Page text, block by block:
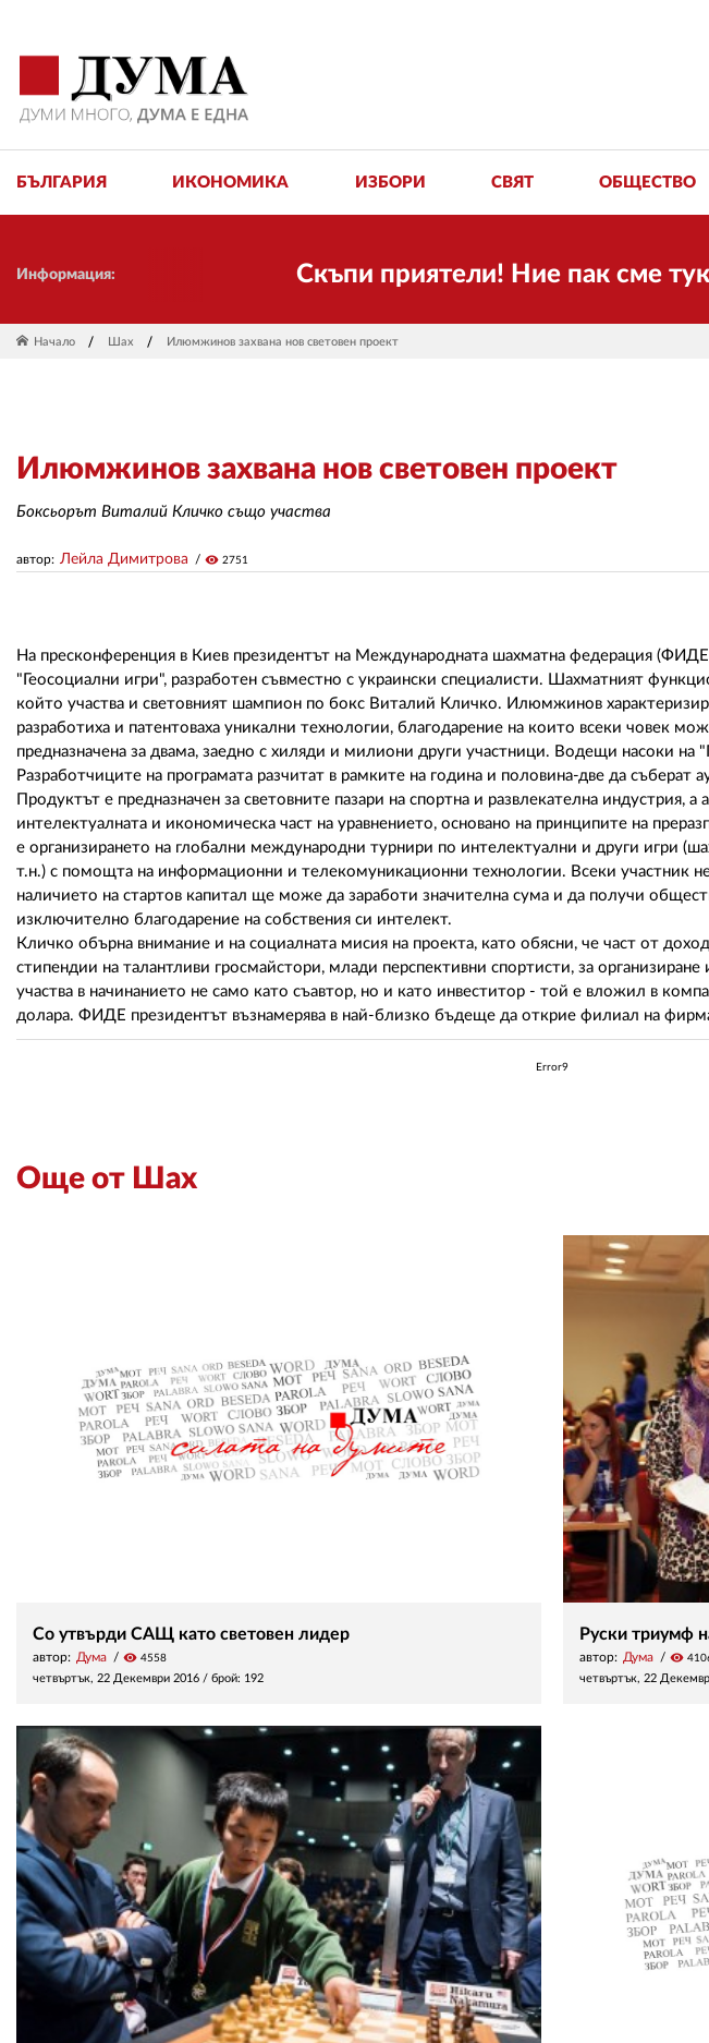
БЪЛГАРИЯ ИКОНОМИКА ИЗБОРИ СВЯТ ОБЩЕСТВО
Информация: Скъпи приятели! Ние пак сме тук!
Начало Шах Илюмжинов захвана нов световен проект
Илюмжинов захвана нов световен проект
Боксьорът Виталий Кличко също участва
автор: Лейла Димитрова visibility 2751
На пресконференция в Киев президентът на Международната шахматна федерация
"Геосоциални игри", разработен съвместно с украински специалисти. Шахматният
който участва и световният шампион по бокс Виталий Кличко. Илюмжинов
разработиха и патентоваха уникални технологии, благодарение на които всеки човек
предназначена за двама, заедно с хиляди и милиони други участници. Водещи насоки
Разработчиците на програмата разчитат в рамките на година и половина-две да съберат
Продуктът е предназначен за световните пазари на спортна и развлекателна индустрия,
интелектуалната и икономическа част на уравнението, основано на принципите на
е организирането на глобални международни турнири по интелектуални и други игри
т.н.) с помощта на информационни и телекомуникационни технологии. Всеки участник
наличието на стартов капитал ще може да заработи значителна сума и да получи
изключително благодарение на собствения си интелект.
Кличко обърна внимание и на социалната мисия на проекта, като обясни, че част от
стипендии на талантливи гросмайстори, млади перспективни спортисти, за
участва в начинанието не само като съавтор, но и като инвеститор - той е вложил в
долара. ФИДЕ президентът възнамерява в най-близко бъдеще да открие филиал на
Error9
Още от Шах
Со утвърди САЩ като световен лидер
автор: Дума visibility 4558
четвъртък, 22 Декември 2016 / брой: 192
Руски триумф
автор: Дума visibility
четвъртък, 22